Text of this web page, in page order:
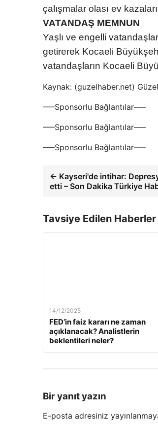
çalışmalar olası ev
VATANDAŞ MEMNUN
Yaşlı ve engelli
getirerek Kocaeli
vatandaşların Kocaeli
Kaynak: (guzelhaber.net)
—–Sponsorlu Bağlantılar—–
—–Sponsorlu Bağlantılar—–
—–Sponsorlu Bağlantılar—–
← Kayseri'de intihar:
etti – Son Dakika Türkiye
Tavsiye Edilen Haberler
14/12/2025
FED’in faiz kararı ne zaman
açıklanacak? Analistlerin
beklentileri neler?
Bir yanıt yazın
E-posta adresiniz